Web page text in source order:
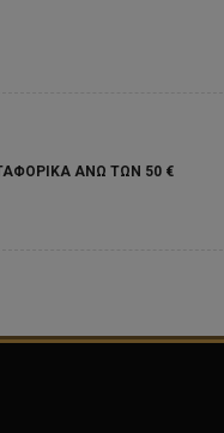
ΑΝΩ ΤΩΝ 50 ‎€